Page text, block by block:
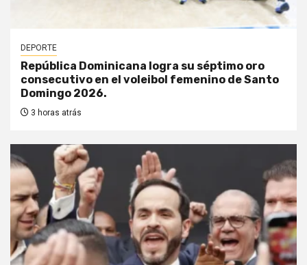
DEPORTE
República Dominicana logra su séptimo oro
consecutivo en el voleibol femenino de Santo
Domingo 2026.
3 horas atrás